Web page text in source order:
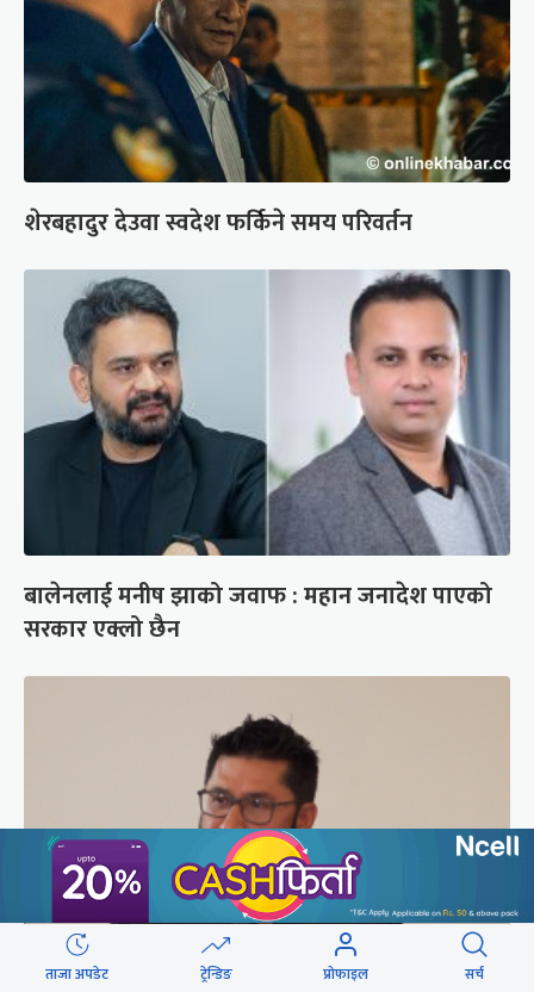
शेरबहादुर देउवा स्वदेश फर्किने समय परिवर्तन
बालेनलाई मनीष झाको जवाफ : महान जनादेश पाएको
सरकार एक्लो छैन
ताजा अपडेट ट्रेन्डिङ प्रोफाइल सर्च